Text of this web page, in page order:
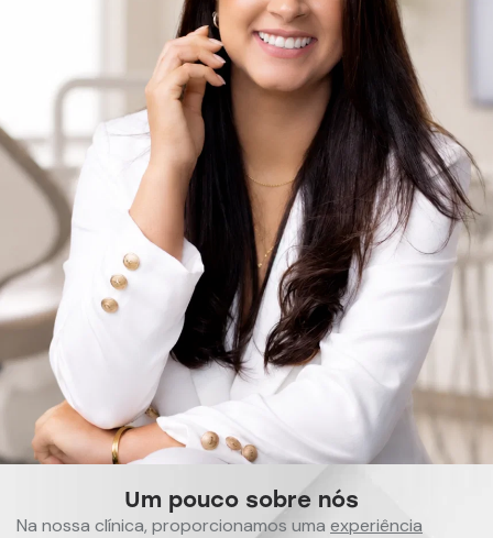
Um pouco sobre nós
Na nossa clínica, proporcionamos uma experiência